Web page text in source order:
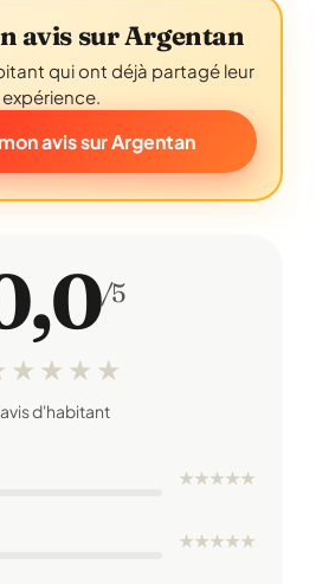
avis sur Argentan
qui ont déjà partagé leur
expérience.
avis sur Argentan
/5
★ ★ ★ ★
avis d'habitant
★★★★★
★★★★★